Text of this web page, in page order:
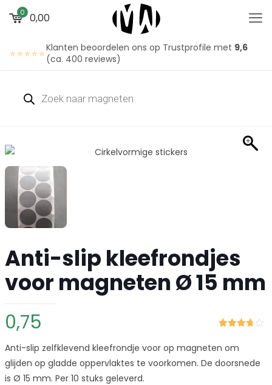
0 0,00
⭐⭐⭐⭐⭐Klanten beoordelen ons op Trustprofile met 9,6
(ca. 400 reviews)
zoeken
Anti-slip kleefrondjes
voor magneten Ø 15 mm
5
gebaseerd
0,75
Anti-slip zelfklevend kleefrondje voor op magneten om
glijden op gladde oppervlaktes te voorkomen. De doorsnede
is Ø 15 mm. Per 10 stuks geleverd.